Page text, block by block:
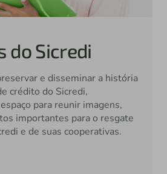
do Sicredi
e disseminar a história
crédito do Sicredi,
para reunir imagens,
importantes para o resgate
e de suas cooperativas.